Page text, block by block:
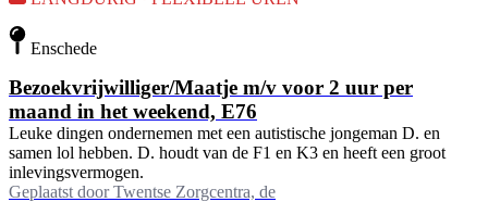
Enschede
Bezoekvrijwilliger/Maatje m/v voor 2 uur per
maand in het weekend, E76
Leuke dingen ondernemen met een autistische jongeman D. en
samen lol hebben. D. houdt van de F1 en K3 en heeft een groot
inlevingsvermogen.
Geplaatst door Twentse Zorgcentra, de